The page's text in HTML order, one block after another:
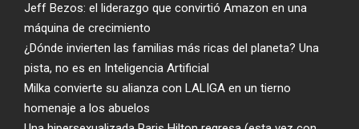
Jeff Bezos: el liderazgo que convirtió Amazon en una
máquina de crecimiento
¿Dónde invierten las familias más ricas del planeta? Una
pista, no es en Inteligencia Artificial
Milka convierte su alianza con LALIGA en un tierno
homenaje a los abuelos